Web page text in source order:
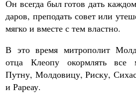
Он всегда был готов дать
даров, преподать совет или
мягко и вместе с тем властно.
В это время митрополит
отца Клеопу окормлять все
Путну, Молдовицу, Риску,
и Рареау.